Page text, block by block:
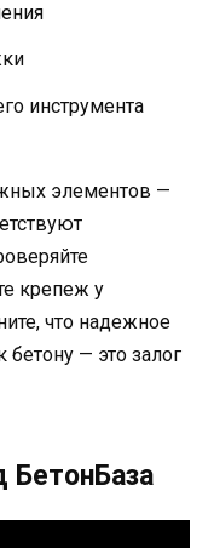
инструмента
элементов —
крепеж у
что надежное
бетону — это залог
БетонБаза